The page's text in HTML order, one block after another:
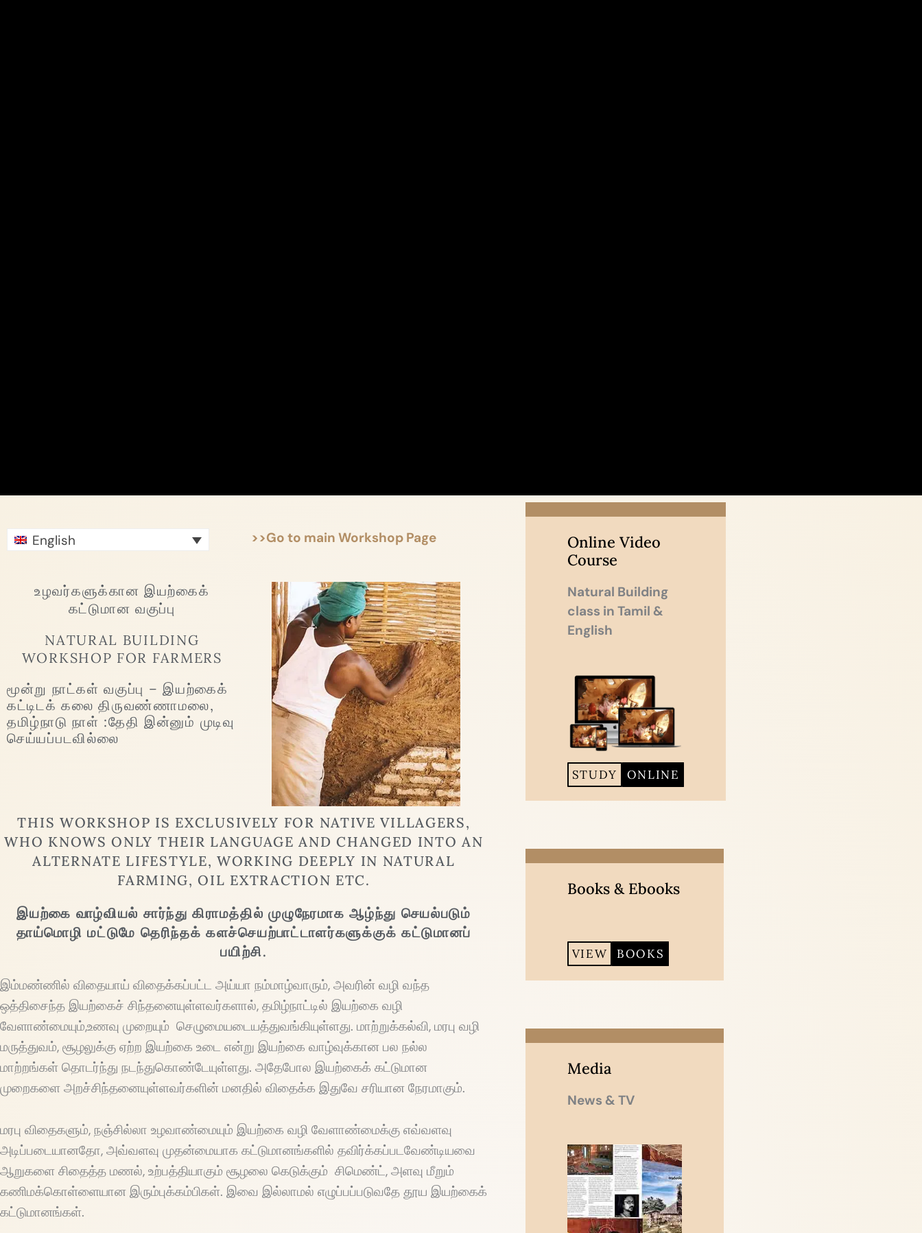
English >>Go to main Workshop Page
உழவர்களுக்கான இயற்கைக்
கட்டுமான வகுப்பு
NATURAL BUILDING
WORKSHOP FOR FARMERS
மூன்று நாட்கள் வகுப்பு – இயற்கைக்
கட்டிடக் கலை திருவண்ணாமலை,
தமிழ்நாடு நாள் :தேதி இன்னும் முடிவு
செய்யப்படவில்லை
THIS WORKSHOP IS EXCLUSIVELY FOR NATIVE VILLAGERS,
WHO KNOWS ONLY THEIR LANGUAGE AND CHANGED INTO AN
ALTERNATE LIFESTYLE, WORKING DEEPLY IN NATURAL
FARMING, OIL EXTRACTION ETC.
இயற்கை வாழ்வியல் சார்ந்து கிராமத்தில் முழுநேரமாக ஆழ்ந்து செயல்படும்
தாய்மொழி மட்டுமே தெரிந்தக் களச்செயற்பாட்டாளர்களுக்குக் கட்டுமானப்
பயிற்சி.
இம்மண்ணில் விதையாய் விதைக்கப்பட்ட அய்யா நம்மாழ்வாரும், அவரின் வழி வந்த
ஒத்திசைந்த இயற்கைச் சிந்தனையுள்ளவர்களால், தமிழ்நாட்டில் இயற்கை வழி
வேளாண்மையும்,உணவு முறையும் செழுமையடையத்துவங்கியுள்ளது. மாற்றுக்கல்வி, மரபு வழி
மருத்துவம், சூழலுக்கு ஏற்ற இயற்கை உடை என்று இயற்கை வாழ்வுக்கான பல நல்ல
மாற்றங்கள் தொடர்ந்து நடந்துகொண்டேயுள்ளது. அதேபோல இயற்கைக் கட்டுமான
முறைகளை அறச்சிந்தனையுள்ளவர்களின் மனதில் விதைக்க இதுவே சரியான நேரமாகும்.
மரபு விதைகளும், நஞ்சில்லா உழவாண்மையும் இயற்கை வழி வேளாண்மைக்கு எவ்வளவு
அடிப்படையானதோ, அவ்வளவு முதன்மையாக கட்டுமானங்களில் தவிர்க்கப்படவேண்டியவை
ஆறுகளை சிதைத்த மணல், உற்பத்தியாகும் சூழலை கெடுக்கும் சிமெண்ட், அளவு மீறும்
கணிமக்கொள்ளையான இரும்புக்கம்பிகள். இவை இல்லாமல் எழுப்பப்படுவதே தூய இயற்கைக்
கட்டுமானங்கள்.
Online Video
Course
Natural Building
class in Tamil &
English
STUDY ONLINE
Books & Ebooks
VIEW BOOKS
Media
News & TV